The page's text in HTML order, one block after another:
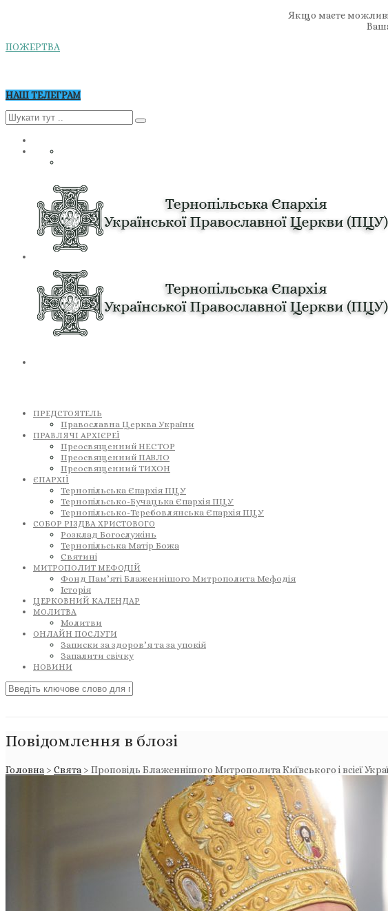
Якщо маєте
ПОЖЕРТВА
НАШ ТЕЛЕГРАМ
ПРЕДСТОЯТЕЛЬ
Православна Церква України
ПРАВЛЯЧІ АРХІЄРЕЇ
Преосвященний НЕСТОР
Преосвященний ПАВЛО
Преосвященний ТИХОН
ЄПАРХІЇ
Тернопільська Єпархія ПЦУ
Тернопільсько-Бучацька Єпархія ПЦУ
Тернопільсько-Теребовлянська Єпархія ПЦУ
СОБОР РІЗДВА ХРИСТОВОГО
Розклад Богослужінь
Тернопільська Матір Божа
Святині
МИТРОПОЛИТ МЕФОДІЙ
Фонд Пам’яті Блаженнішого Митрополита Мефодія
Історія
ЦЕРКОВНИЙ КАЛЕНДАР
МОЛИТВА
Молитви
ОНЛАЙН ПОСЛУГИ
Записки за здоров’я та за упокій
Запалити свічку
НОВИНИ
Повідомлення в блозі
Головна > Свята > Проповідь Блаженнішого Митрополита Київського і всієї